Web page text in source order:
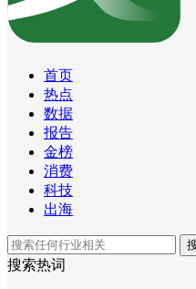
首页
热点
数据
报告
金榜
消费
科技
出海
搜索热词